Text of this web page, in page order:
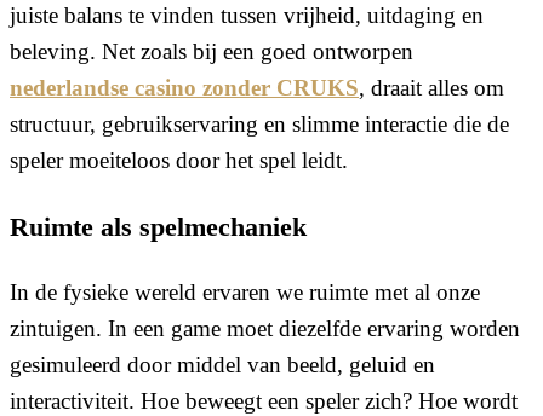
juiste balans te vinden tussen vrijheid, uitdaging en
beleving. Net zoals bij een goed ontworpen
nederlandse casino zonder CRUKS, draait alles om
structuur, gebruikservaring en slimme interactie die de
speler moeiteloos door het spel leidt.
Ruimte als spelmechaniek
In de fysieke wereld ervaren we ruimte met al onze
zintuigen. In een game moet diezelfde ervaring worden
gesimuleerd door middel van beeld, geluid en
interactiviteit. Hoe beweegt een speler zich? Hoe wordt